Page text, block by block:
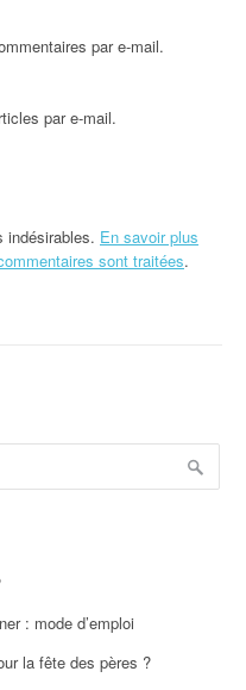
par e-mail.
par e-mail.
indésirables. En savoir plus
sont traitées.
: mode d’emploi
la fête des pères ?